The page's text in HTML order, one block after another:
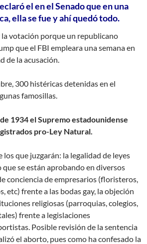
el en el Senado que en una
ella se fue y ahí quedó todo.
votación porque un republicano
que el FBI empleara una semana en
de la acusación.
300 histéricas detenidas en el
famosillas.
1934 el Supremo estadounidense
pro-Ley Natural.
los que juzgarán: la legalidad de leyes
se están aprobando en diversos
conciencia de empresarios (floristeros,
etc) frente a las bodas gay, la objeción
religiosas (parroquias, colegios,
frente a legislaciones
Posible revisión de la sentencia
el aborto, pues como ha confesado la